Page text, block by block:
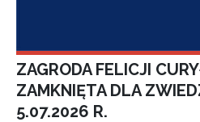
ZAGRODA FELICJI
ZAMKNIĘTA DLA
5.07.2026 R.